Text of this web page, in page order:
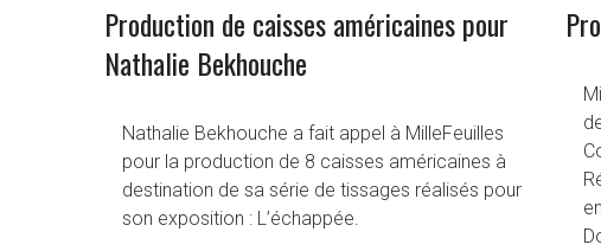
Production de caisses américaines pour
Nathalie Bekhouche
Nathalie Bekhouche a fait appel à MilleFeuilles
pour la production de 8 caisses américaines à
destination de sa série de tissages réalisés pour
son exposition : L’échappée.